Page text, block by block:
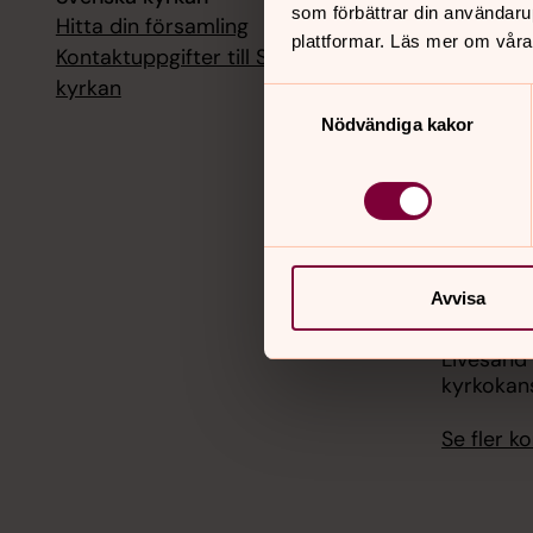
som förbättrar din
plattformar. Läs mer om
Nödvändiga kakor
Avvisa
Hitta din församling
Kontaktuppgifter till Svenska
kyrkan
1
Se fler